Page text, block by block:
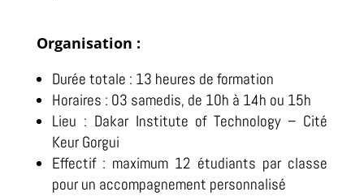
Organisation :
Durée totale : 13 heures de formation
Horaires : 03 samedis, de 10h à 14h ou 15h
Lieu : Dakar Institute of Technology – Cité
Keur Gorgui
Effectif : maximum 12 étudiants par classe
pour un accompagnement personnalisé